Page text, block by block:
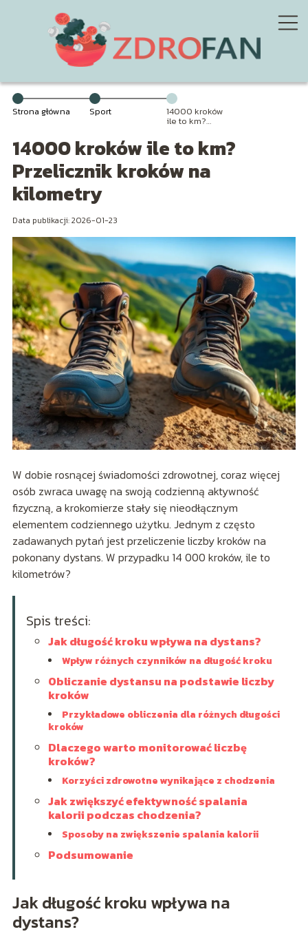
Strona główna Sport 14000 kroków
ile to km?
kroków na
kilometry
14000 kroków ile to km?
Przelicznik kroków na
kilometry
Data publikacji: 2026-01-23
W dobie rosnącej świadomości zdrowotnej, coraz więcej
osób zwraca uwagę na swoją codzienną aktywność
fizyczną, a krokomierze stały się nieodłącznym
elementem codziennego użytku. Jednym z często
zadawanych pytań jest przeliczenie liczby kroków na
pokonany dystans. W przypadku 14 000 kroków, ile to
kilometrów?
Spis treści:
Jak długość kroku wpływa na dystans?
Wpływ różnych czynników na długość kroku
Obliczanie dystansu na podstawie liczby
kroków
Przykładowe obliczenia dla różnych długości
kroków
Dlaczego warto monitorować liczbę
kroków?
Korzyści zdrowotne wynikające z chodzenia
Jak zwiększyć efektywność spalania
kalorii podczas chodzenia?
Sposoby na zwiększenie spalania kalorii
Podsumowanie
Jak długość kroku wpływa na
dystans?